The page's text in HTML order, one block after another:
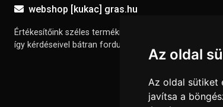
Az oldal
Az oldal sütiket
javítsa a
webshop [kukac] gras.hu
Értékesítőink széles termékismerettel rendelkeznek,
így kérdéseivel bátran fordulhat hozzájuk.